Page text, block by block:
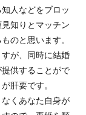
人などをブロッ
知りとマッチン
のと思います。
が、同時に結婚
供することがで
肝要です。
くあなた自身が